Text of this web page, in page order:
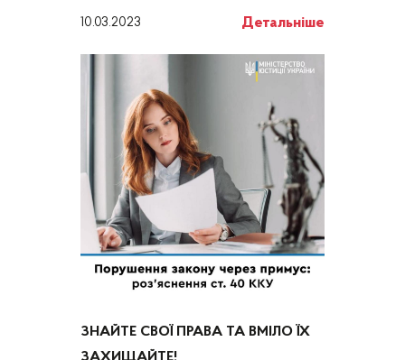
10.03.2023 Детальніше
ЗНАЙТЕ СВОЇ ПРАВА ТА ВМІЛО ЇХ